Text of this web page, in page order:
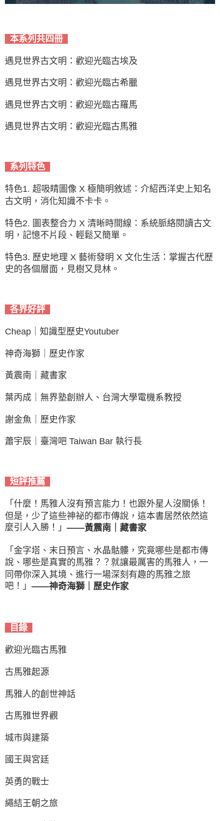
本系列共四冊
遇見世界古文明：歡迎光臨古埃及
遇見世界古文明：歡迎光臨古希臘
遇見世界古文明：歡迎光臨古羅馬
遇見世界古文明：歡迎光臨古馬雅
系列特色
特色1. 超吸睛圖像 X 極簡明敘述：介紹西洋史上知名
古文明，消化知識不卡卡。
特色2. 圖表整合力 X 清晰時間線：系統脈絡閱讀古文
明，記憶不片段、輕鬆又簡單。
特色3. 歷史地理 X 藝術發明 X 文化生活：掌握古代歷
史的各個層面，見樹又見林。
各界好評
Cheap｜知識型歷史Youtuber
神奇海獅｜歷史作家
黃震南｜藏書家
葉丙成｜無界塾創辦人、台灣大學電機系教授
謝金魚｜歷史作家
蕭宇辰｜臺灣吧 Taiwan Bar 執行長
短評推薦
「什麼！馬雅人沒有預言能力！也跟外星人沒關係！
但是，少了這些神祕的都市傳說，這本書居然依然這
麼引人入勝！」 ——黃震南｜藏書家
「金字塔、末日預言、水晶骷髏，究竟哪些是都市傳
說、哪些是真實的馬雅？？就讓最厲害的馬雅人，一
同帶你深入其境、進行一場深刻有趣的馬雅之旅
吧！」 ——神奇海獅｜歷史作家
目錄
歡迎光臨古馬雅
古馬雅起源
馬雅人的創世神話
古馬雅世界觀
城市與建築
國王與宮廷
英勇的戰士
繩結王朝之旅